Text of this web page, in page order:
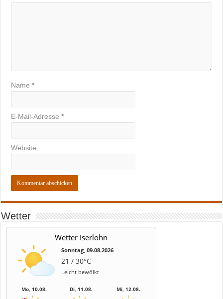
Name*
E-Mail-Adresse*
Website
Wetter
Wetter Iserlohn
Sonntag, 09.08.2026
21 / 30°C
Leicht bewölkt
Mo, 10.08. Di, 11.08. Mi, 12.08.